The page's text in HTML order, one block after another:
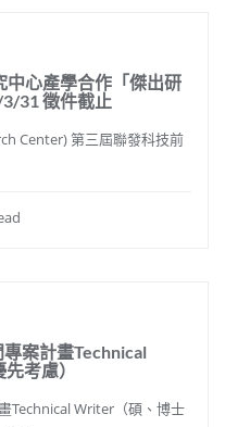
中心產學合作「傑出研
31 徵件截止
Center) 第三屆聯發科技前
專案計畫Technical
考慮）
Technical Writer（碩、博士